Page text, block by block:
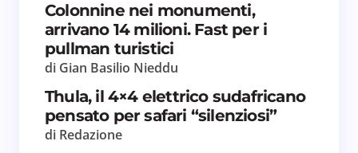
per il prossimo commento.
Invia commento
Colonnine nei monumenti,
arrivano 14 milioni. Fast per i
pullman turistici
di Gian Basilio Nieddu
Thula, il 4×4 elettrico sudafricano
pensato per safari “silenziosi”
di Redazione